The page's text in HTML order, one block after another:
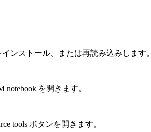
ンストール、または再読み込みします。
を開きます。
tools ボタンを開きます。